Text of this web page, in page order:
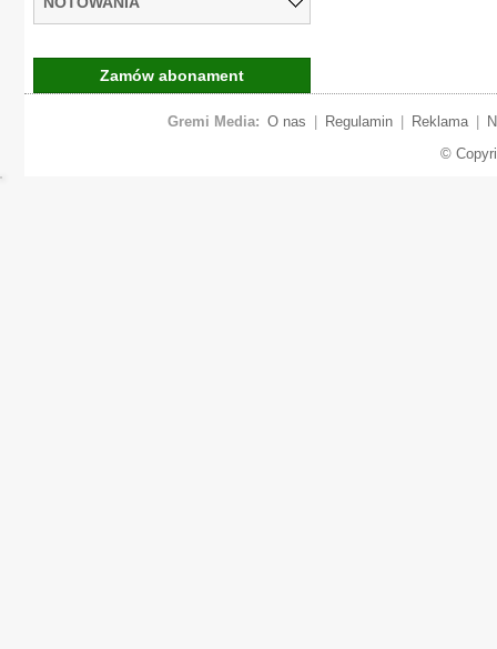
Zamów abonament
Gremi Media: O nas Regulamin Reklama
©